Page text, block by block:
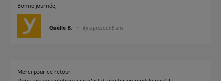
Bonne journée,
Gaëlle B. il y a presque 5 ans
Merci pour ce retour.